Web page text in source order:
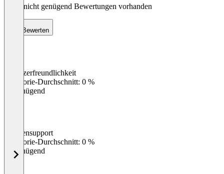
Noch nicht genügend Bewertungen vorhanden
Bewerten
Benutzerfreundlichkeit
Kategorie-Durchschnitt: 0 %
Ungenügend
Kundensupport
Kategorie-Durchschnitt: 0 %
Ungenügend